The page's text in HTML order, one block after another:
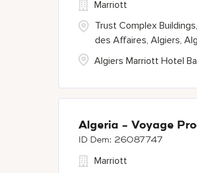
Trust Complex
des Affaires, Algiers,
Marriott
Algiers Marriott Hotel
Algeria - Voyage
26087747
Marriott